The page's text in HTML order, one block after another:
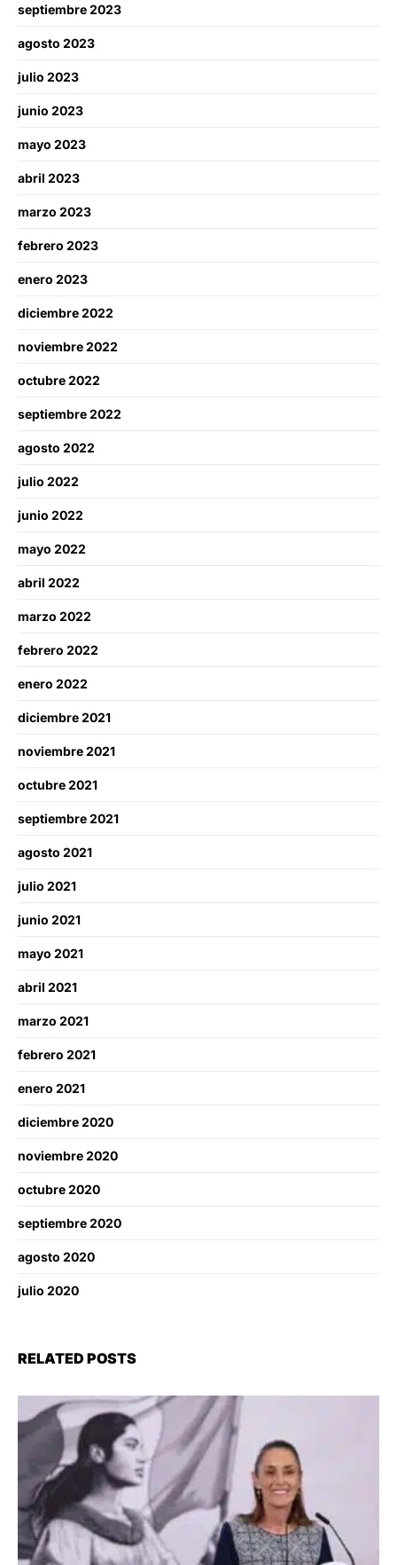
septiembre 2023
agosto 2023
julio 2023
junio 2023
mayo 2023
abril 2023
marzo 2023
febrero 2023
enero 2023
diciembre 2022
noviembre 2022
octubre 2022
septiembre 2022
agosto 2022
julio 2022
junio 2022
mayo 2022
abril 2022
marzo 2022
febrero 2022
enero 2022
diciembre 2021
noviembre 2021
octubre 2021
septiembre 2021
agosto 2021
julio 2021
junio 2021
mayo 2021
abril 2021
marzo 2021
febrero 2021
enero 2021
diciembre 2020
noviembre 2020
octubre 2020
septiembre 2020
agosto 2020
julio 2020
RELATED POSTS